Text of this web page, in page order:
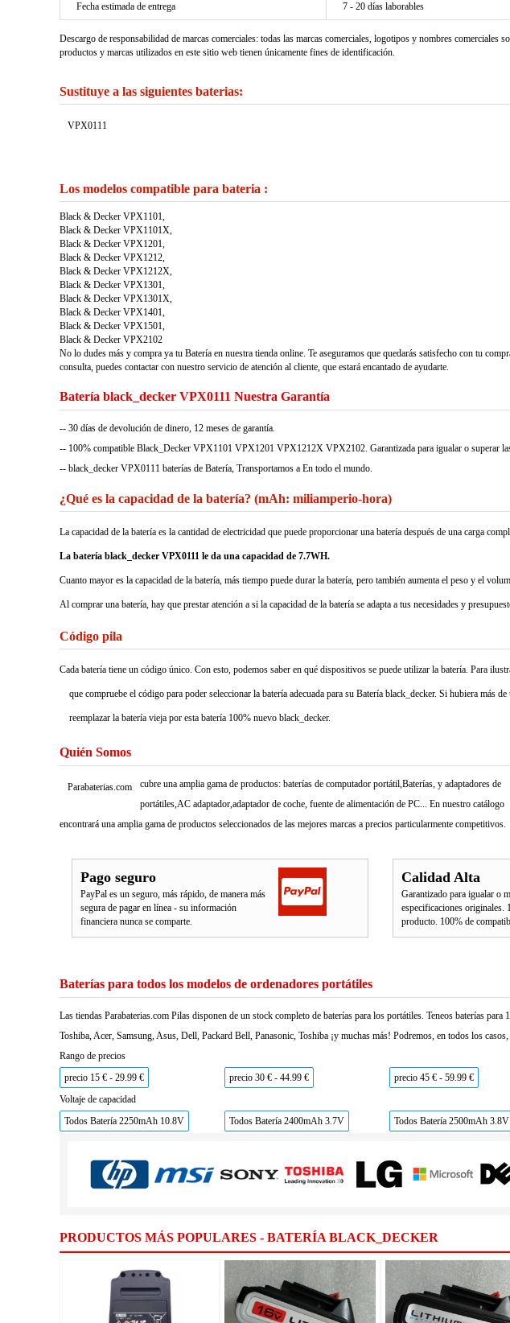
Fecha estimada de entrega 7 - 20 días laborables
Descargo de responsabilidad de marcas comerciales: todas las marcas comerciales, logotipos y nombres comerciales
productos y marcas utilizados en este sitio web tienen únicamente fines de identificación.
Sustituye a las siguientes baterias:
VPX0111
Los modelos compatible para bateria :
Black & Decker VPX1101,
Black & Decker VPX1101X,
Black & Decker VPX1201,
Black & Decker VPX1212,
Black & Decker VPX1212X,
Black & Decker VPX1301,
Black & Decker VPX1301X,
Black & Decker VPX1401,
Black & Decker VPX1501,
Black & Decker VPX2102
No lo dudes más y compra ya tu Batería en nuestra tienda online. Te aseguramos que quedarás satisfecho con tu
consulta, puedes contactar con nuestro servicio de atención al cliente, que estará encantado de ayudarte.
Batería black_decker VPX0111 Nuestra Garantía
-- 30 días de devolución de dinero, 12 meses de garantía.
-- 100% compatible Black_Decker VPX1101 VPX1201 VPX1212X VPX2102. Garantizada para igualar o superar
-- black_decker VPX0111 baterías de Batería, Transportamos a En todo el mundo.
¿Qué es la capacidad de la batería? (mAh: miliamperio-hora)
La capacidad de la batería es la cantidad de electricidad que puede proporcionar una batería después de una carga
La batería black_decker VPX0111 le da una capacidad de 7.7WH.
Cuanto mayor es la capacidad de la batería, más tiempo puede durar la batería, pero también aumenta el peso y el
Al comprar una batería, hay que prestar atención a si la capacidad de la batería se adapta a tus necesidades y
Código pila
Cada batería tiene un código único. Con esto, podemos saber en qué dispositivos se puede utilizar la batería. Para
que compruebe el código para poder seleccionar la batería adecuada para su Batería black_decker. Si hubiera más
reemplazar la batería vieja por esta batería 100% nuevo black_decker.
Quién Somos
Parabaterias.com
cubre una amplia gama de productos: baterías de computador portátil,Baterías, y adaptadores de
portátiles,AC adaptador,adaptador de coche, fuente de alimentación de PC... En nuestro catálogo
encontrará una amplia gama de productos seleccionados de las mejores marcas a precios particularmente competitivos.
Pago seguro
PayPal es un seguro, más rápido, de manera más
segura de pagar en línea - su información
financiera nunca se comparte.
Calidad Alta
Garantizado para igualar o
especificaciones originales.
producto. 100% de
Baterías para todos los modelos de ordenadores portátiles
Las tiendas Parabaterias.com Pilas disponen de un stock completo de baterías para los portátiles. Teneos baterías
Toshiba, Acer, Samsung, Asus, Dell, Packard Bell, Panasonic, Toshiba ¡y muchas más! Podremos, en todos los
Rango de precios
precio 15 € - 29.99 €
precio 30 € - 44.99 € precio 45 € - 59.99 €
Voltaje de capacidad
Todos Batería 2250mAh 10.8V
Todos Batería 2400mAh 3.7V Todos Batería 2500mAh 3.8V
PRODUCTOS MÁS POPULARES - BATERÍA BLACK_DECKER